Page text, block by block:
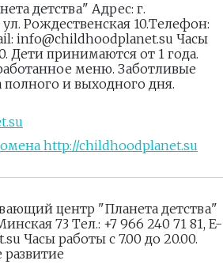
детства" Адрес: г.
Рождественская 10.Телефон:
info@childhoodplanet.su Часы
Дети принимаются от 1 года.
меню. Заботливые
полного и выходного дня.
центр "Планета детства"
73 Тел.: +7 966 240 71 81, E-
Часы работы с 7.00 до 20.00.
развитие